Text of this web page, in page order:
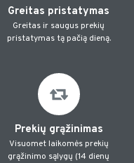
Greitas pristatymas
Greitas ir saugus prekių
pristatymas tą pačią dieną.
Prekių grąžinimas
Visuomet laikomės prekių
grąžinimo sąlygų (14 dienų